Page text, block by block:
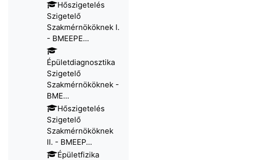
Hőszigetelés
Szigetelő
Szakmérnököknek I.
- BMEEPE...
Épületdiagnosztika
Szigetelő
Szakmérnököknek -
BME...
Hőszigetelés
Szigetelő
Szakmérnököknek
II. - BMEEP...
Épületfizika